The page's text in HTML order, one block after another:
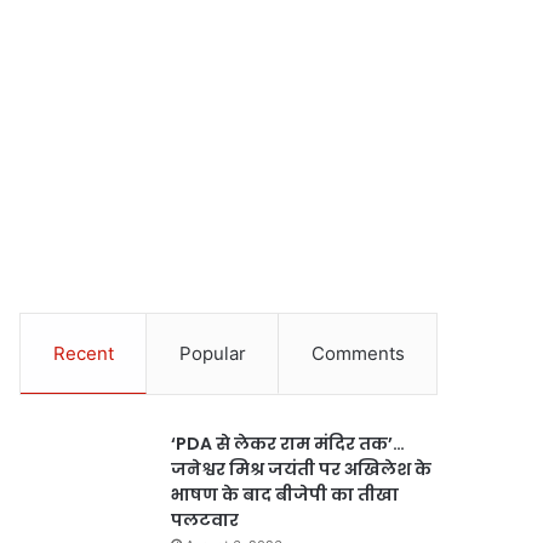
Recent Popular Comments
‘PDA से लेकर राम मंदिर तक’…
जनेश्वर मिश्र जयंती पर अखिलेश के
भाषण के बाद बीजेपी का तीखा
पलटवार